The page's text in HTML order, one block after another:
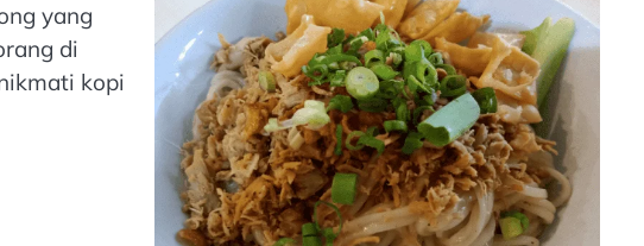
yang
di
kopi